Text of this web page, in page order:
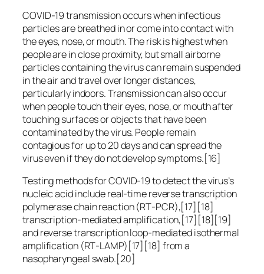
COVID‑19 transmission occurs when infectious
particles are breathed in or come into contact with
the eyes, nose, or mouth. The risk is highest when
people are in close proximity, but small airborne
particles containing the virus can remain suspended
in the air and travel over longer distances,
particularly indoors. Transmission can also occur
when people touch their eyes, nose, or mouth after
touching surfaces or objects that have been
contaminated by the virus. People remain
contagious for up to 20 days and can spread the
virus even if they do not develop symptoms.[16]
Testing methods for COVID-19 to detect the virus’s
nucleic acid include real-time reverse transcription
polymerase chain reaction (RT‑PCR),[17][18]
transcription-mediated amplification,[17][18][19]
and reverse transcription loop-mediated isothermal
amplification (RT‑LAMP)[17][18] from a
nasopharyngeal swab.[20]